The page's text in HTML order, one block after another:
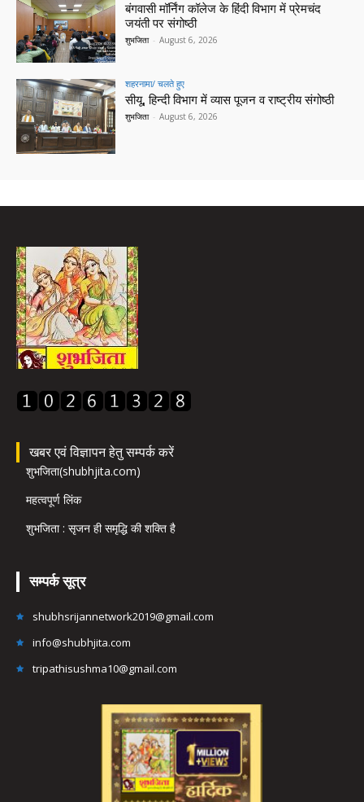
बंगवासी मॉर्निंग कॉलेज के हिंदी विभाग में प्रेमचंद
जयंती पर संगोष्ठी
शुभजिता - August 6, 2026
शहरनामा/ चलते हुए
सीयू, हिन्दी विभाग में व्यास पूजन व राष्ट्रीय संगोष्ठी
शुभजिता - August 6, 2026
खबर एवं विज्ञापन हेतु सम्पर्क करें
शुभजिता(shubhjita.com)
महत्वपूर्ण लिंक
शुभजिता : सृजन ही समृद्धि की शक्ति है
सम्पर्क सूत्र
shubhsrijannetwork2019@gmail.com
info@shubhjita.com
tripathisushma10@gmail.com